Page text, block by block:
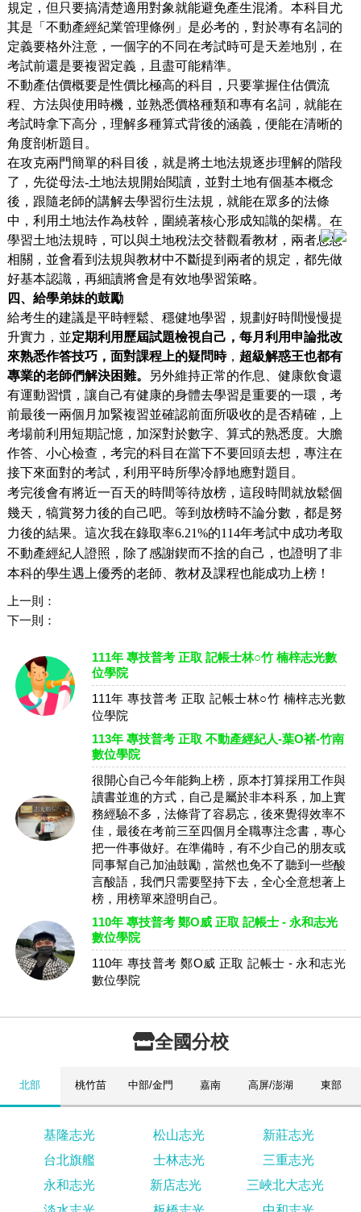
規定，但只要搞清楚適用對象就能避免產生混淆。本科目尤
其是「不動產經紀業管理條例」是必考的，對於專有名詞的
定義要格外注意，一個字的不同在考試時可是天差地別，在
考試前還是要複習定義，且盡可能精準。
不動產估價概要是性價比極高的科目，只要掌握住估價流
程、方法與使用時機，並熟悉價格種類和專有名詞，就能在
考試時拿下高分，理解多種算式背後的涵義，便能在清晰的
角度剖析題目。
在攻克兩門簡單的科目後，就是將土地法規逐步理解的階段
了，先從母法-土地法規開始閱讀，並對土地有個基本概念
後，跟隨老師的講解去學習衍生法規，就能在眾多的法條
中，利用土地法作為枝幹，圍繞著核心形成知識的架構。在
學習土地法規時，可以與土地稅法交替觀看教材，兩者息息
相關，並會看到法規與教材中不斷提到兩者的規定，都先做
好基本認識，再細讀將會是有效地學習策略。
四、給學弟妹的鼓勵
給考生的建議是平時輕鬆、穩健地學習，規劃好時間慢慢提
升實力，並定期利用歷屆試題檢視自己，每月利用申論批改
來熟悉作答技巧，面對課程上的疑問時， 超級解惑王也都有
專業的老師們解決困難。
另外維持正常的作息、健康飲食還
有運動習慣，讓自己有健康的身體去學習是重要的一環，考
前最後一兩個月加緊複習並確認前面所吸收的是否精確，上
考場前利用短期記憶，加深對於數字、算式的熟悉度。大膽
作答、小心檢查，考完的科目在當下不要回頭去想，專注在
接下來面對的考試，利用平時所學冷靜地應對題目。
考完後會有將近一百天的時間等待放榜，這段時間就放鬆個
幾天，犒賞努力後的自己吧。等到放榜時不論分數，都是努
力後的結果。這次我在錄取率6.21%的114年考試中成功考取
不動產經紀人證照，除了感謝鍥而不捨的自己，也證明了非
本科的學生遇上優秀的老師、教材及課程也能成功上榜！
上一則：
下一則：
111年 專技普考 正取 記帳士林○竹 楠梓志光數
位學院
111年 專技普考 正取 記帳士林○竹 楠梓志光數
位學院
113年 專技普考 正取 不動產經紀人-葉O褚-竹南
數位學院
很開心自己今年能夠上榜，原本打算採用工作與
讀書並進的方式，自己是屬於非本科系，加上實
務經驗不多，法條背了容易忘，後來覺得效率不
佳，最後在考前三至四個月全職專注念書，專心
把一件事做好。在準備時，有不少自己的朋友或
同事幫自己加油鼓勵，當然也免不了聽到一些酸
言酸語，我們只需要堅持下去，全心全意想著上
榜，用榜單來證明自己。
110年 專技普考 鄭O威 正取 記帳士 - 永和志光
數位學院
110年 專技普考 鄭O威 正取 記帳士 - 永和志光
數位學院
全國分校
北部 桃竹苗 中部/金門 嘉南 高屏/澎湖 東部
基隆志光 松山志光
新莊志光
台北旗艦
士林志光
三重志光
永和志光
新店志光
三峽北大志光